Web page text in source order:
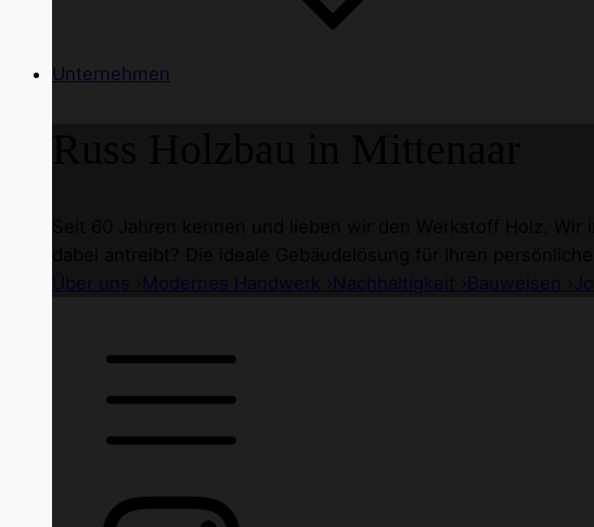
Unternehmen
Seit 60 Jahren kennen und lieben wir den Werkstoff Holz.